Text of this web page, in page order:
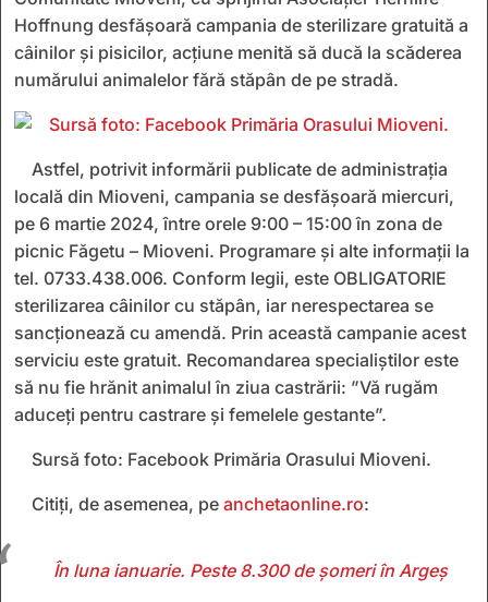
Hoffnung desfășoară campania de sterilizare gratuită a
câinilor şi pisicilor, acțiune menită să ducă la scăderea
numărului animalelor fără stăpân de pe stradă.
Astfel, potrivit informării publicate de administrația
locală din Mioveni, campania se desfășoară miercuri,
pe 6 martie 2024, între orele 9:00 – 15:00 în zona de
picnic Făgetu – Mioveni. Programare şi alte informaţii la
tel. 0733.438.006. Conform legii, este OBLIGATORIE
sterilizarea câinilor cu stăpân, iar nerespectarea se
sancţionează cu amendă. Prin această campanie acest
serviciu este gratuit. Recomandarea specialiștilor este
să nu fie hrănit animalul în ziua castrării: ”Vă rugăm
aduceţi pentru castrare şi femelele gestante”.
Sursă foto: Facebook Primăria Orasului Mioveni.
Citiți, de asemenea, pe anchetaonline.ro:
În luna ianuarie. Peste 8.300 de șomeri în Argeș